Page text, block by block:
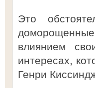
Это
влиянием
интересах,
Генри